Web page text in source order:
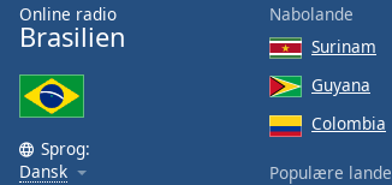
modal
window.
Beginning
Online radio
Brasilien
Sprog:
Dansk
Nabolande
Surinam
Guyana
Colombia
Populære lande